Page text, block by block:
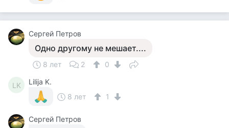
Сергей Петров
Одно другому не мешает....
8 лет 2 0
LK
Lilija K.
8 лет
1
Сергей Петров